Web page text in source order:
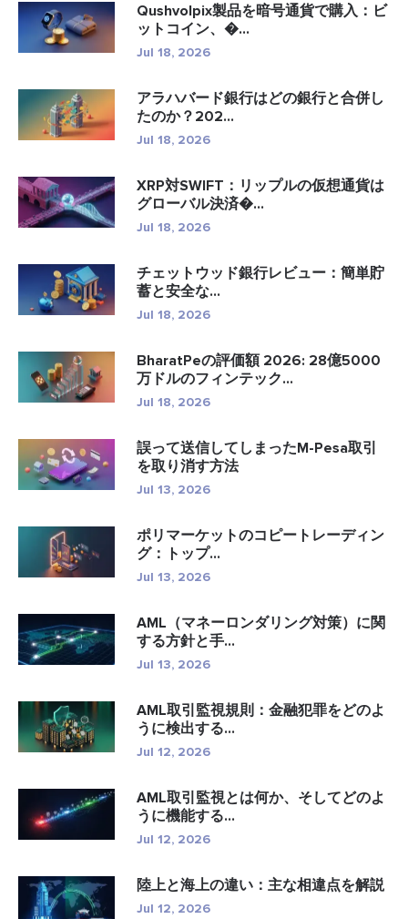
Qushvolpix製品を暗号通貨で購入：ビ
ットコイン、�...
Jul 18, 2026
アラハバード銀行はどの銀行と合併し
たのか？202...
Jul 18, 2026
XRP対SWIFT：リップルの仮想通貨は
グローバル決済�...
Jul 18, 2026
チェットウッド銀行レビュー：簡単貯
蓄と安全な...
Jul 18, 2026
BharatPeの評価額 2026: 28億5000
万ドルのフィンテック...
Jul 18, 2026
誤って送信してしまったM-Pesa取引
を取り消す方法
Jul 13, 2026
ポリマーケットのコピートレーディン
グ：トップ...
Jul 13, 2026
AML（マネーロンダリング対策）に関
する方針と手...
Jul 13, 2026
AML取引監視規則：金融犯罪をどのよ
うに検出する...
Jul 12, 2026
AML取引監視とは何か、そしてどのよ
うに機能する...
Jul 12, 2026
陸上と海上の違い：主な相違点を解説
Jul 12, 2026